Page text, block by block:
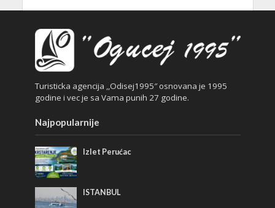
Turisticka agencija ,,Odisej1995″ osnovana je 1995
godine i vec je sa Vama punih 27 godine.
Najpopularnije
Izlet Perućac
ISTANBUL